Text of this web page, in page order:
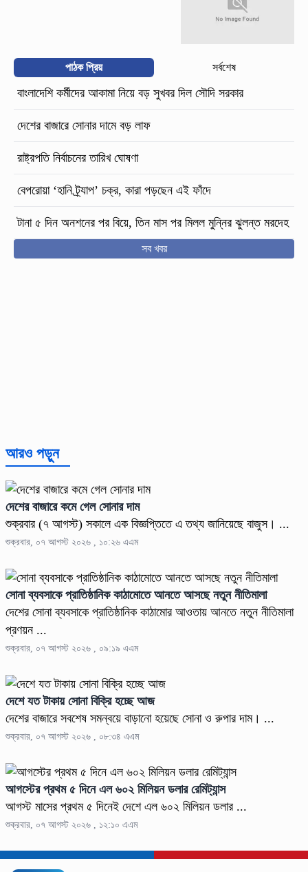
পাঠক প্রিয় সর্বশেষ
বাংলাদেশি কর্মীদের আকামা নিয়ে বড় সুখবর দিল সৌদি সরকার
দেশের বাজারে সোনার দামে বড় লাফ
রাষ্ট্রপতি নির্বাচনের তারিখ ঘোষণা
বেপরোয়া ‘হানি ট্র্যাপ’ চক্র, কারা পড়ছেন এই ফাঁদে
টানা ৫ দিন অনশনের পর বিয়ে, তিন মাস পর মিলল মুন্নির ঝুলন্ত মরদেহ
সব খবর
আরও পড়ুন
দেশের বাজারে কমে গেল সোনার দাম
শুক্রবার (৭ আগস্ট) সকালে এক বিজ্ঞপ্তিতে এ তথ্য জানিয়েছে বাজুস। ...
শুক্রবার, ০৭ আগস্ট ২০২৬ , ১০:২৬ এএম
সোনা ব্যবসাকে প্রাতিষ্ঠানিক কাঠামোতে আনতে আসছে নতুন নীতিমালা
দেশের সোনা ব্যবসাকে প্রাতিষ্ঠানিক কাঠামোর আওতায় আনতে নতুন নীতিমালা
প্রণয়ন ...
শুক্রবার, ০৭ আগস্ট ২০২৬ , ০৯:১৯ এএম
দেশে যত টাকায় সোনা বিক্রি হচ্ছে আজ
দেশের বাজারে সবশেষ সমন্বয়ে বাড়ানো হয়েছে সোনা ও রুপার দাম। ...
শুক্রবার, ০৭ আগস্ট ২০২৬ , ০৮:৩৪ এএম
আগস্টের প্রথম ৫ দিনে এল ৬০২ মিলিয়ন ডলার রেমিট্যান্স
আগস্ট মাসের প্রথম ৫ দিনেই দেশে এল ৬০২ মিলিয়ন ডলার ...
শুক্রবার, ০৭ আগস্ট ২০২৬ , ১২:১০ এএম